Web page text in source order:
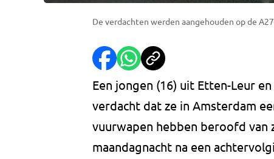
De verdachten werden aangehouden op de
Een jongen (16) uit Etten-Leur
verdacht dat ze in Amsterdam
vuurwapen hebben beroofd van
maandagnacht na een